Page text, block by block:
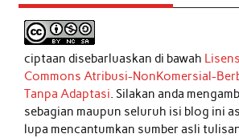
ciptaan disebarluaskan di bawah
Commons Atribusi-NonKomersial-
Tanpa Adaptasi. Silakan anda
sebagian maupun seluruh isi blog ini
lupa mencantumkan sumber asli